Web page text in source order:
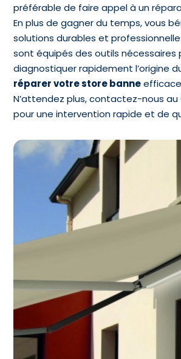
préférable de faire appel à un
En plus de gagner du temps, vous
solutions durables et
sont équipés des outils nécessaires
diagnostiquer rapidement l’origine
réparer votre store banne
N’attendez plus, contactez-nous au
pour une intervention rapide et de